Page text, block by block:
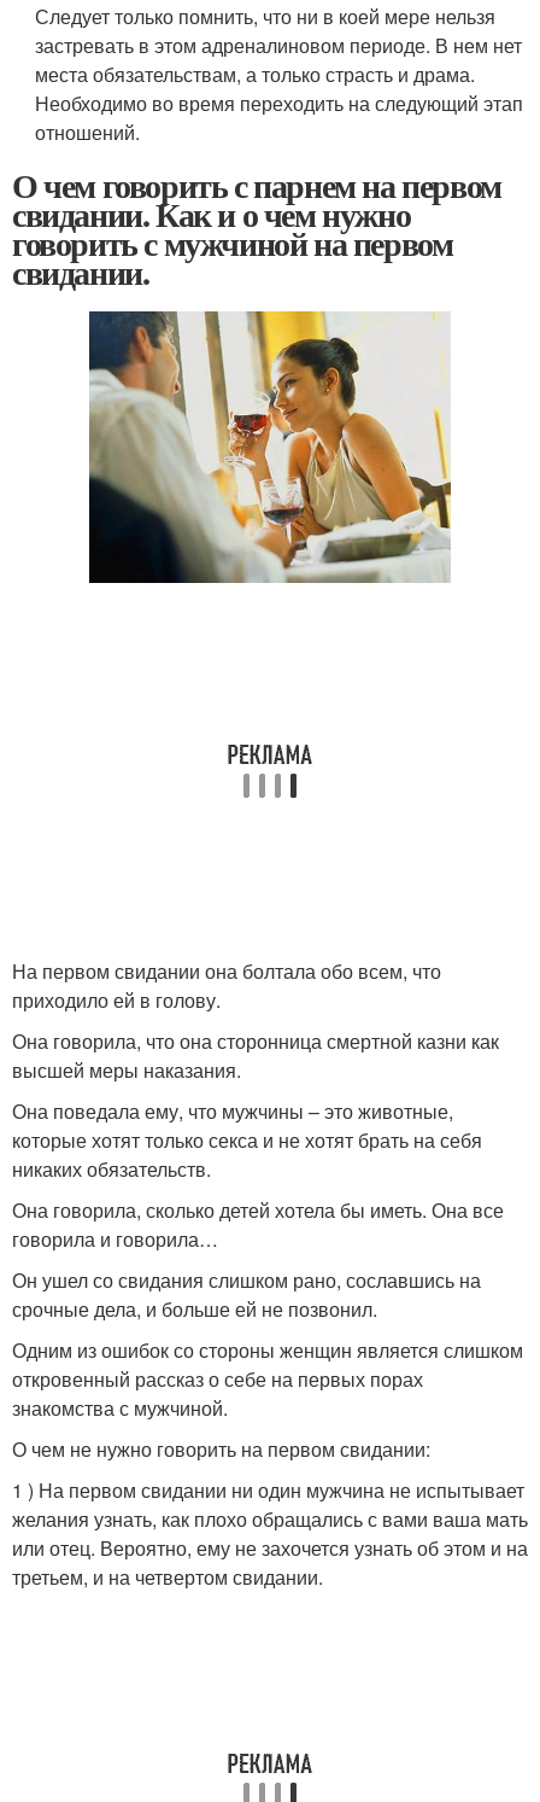
Следует только помнить, что ни в коей мере нельзя
застревать в этом адреналиновом периоде. В нем нет
места обязательствам, а только страсть и драма.
Необходимо во время переходить на следующий этап
отношений.
О чем говорить с парнем на первом
свидании. Как и о чем нужно
говорить с мужчиной на первом
свидании.
На первом свидании она болтала обо всем, что
приходило ей в голову.
Она говорила, что она сторонница смертной казни как
высшей меры наказания.
Она поведала ему, что мужчины – это животные,
которые хотят только секса и не хотят брать на себя
никаких обязательств.
Она говорила, сколько детей хотела бы иметь. Она все
говорила и говорила…
Он ушел со свидания слишком рано, сославшись на
срочные дела, и больше ей не позвонил.
Одним из ошибок со стороны женщин является слишком
откровенный рассказ о себе на первых порах
знакомства с мужчиной.
О чем не нужно говорить на первом свидании:
1 ) На первом свидании ни один мужчина не испытывает
желания узнать, как плохо обращались с вами ваша мать
или отец. Вероятно, ему не захочется узнать об этом и на
третьем, и на четвертом свидании.